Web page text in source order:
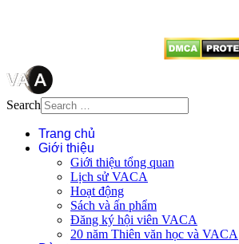
Search
Trang chủ
Giới thiệu
Giới thiệu tổng quan
Lịch sử VACA
Hoạt động
Sách và ấn phẩm
Đăng ký hội viên VACA
20 năm Thiên văn học và VACA